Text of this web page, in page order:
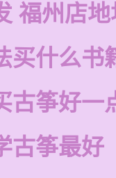
福州店
买什么书
古筝好一
古筝最好